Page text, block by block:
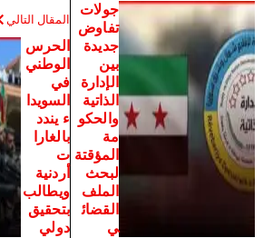
جولات
تفاوض
جديدة
بين
الإدارة
الذاتية
والحكو
مة
المؤقتة
لبحث
الملف
القضائ
ي
المقال التالي
الحرس
الوطني
في
السويدا
ء يندد
بالغارا
ت
أردنية
ويطالب
بتحقيق
دولي